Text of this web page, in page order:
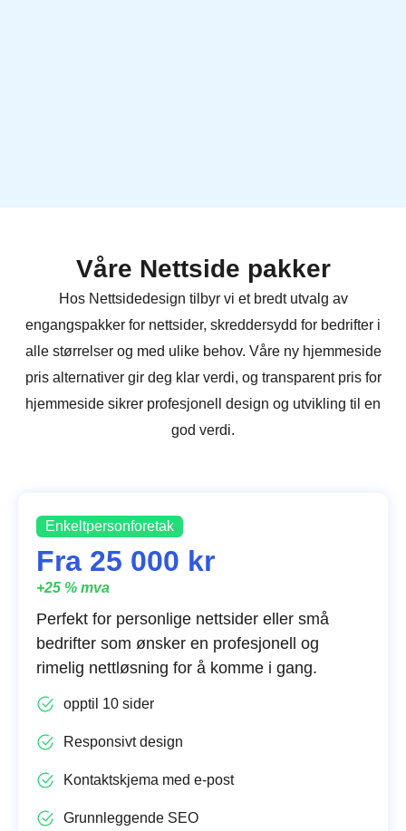
Våre Nettside pakker
Hos Nettsidedesign tilbyr vi et bredt utvalg av
engangspakker for nettsider, skreddersydd for bedrifter i
alle størrelser og med ulike behov. Våre ny hjemmeside
pris alternativer gir deg klar verdi, og transparent pris for
hjemmeside sikrer profesjonell design og utvikling til en
god verdi.
Enkeltpersonforetak
Fra 25 000 kr
+25 % mva
Perfekt for personlige nettsider eller små
bedrifter som ønsker en profesjonell og
rimelig nettløsning for å komme i gang.
opptil 10 sider
Responsivt design
Kontaktskjema med e-post
Grunnleggende SEO